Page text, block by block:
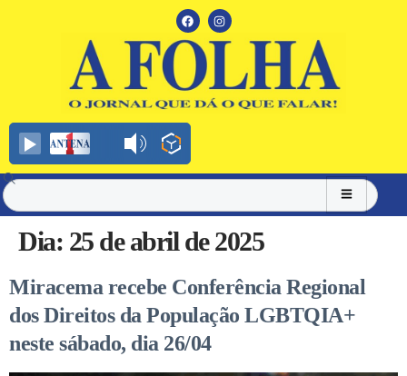
Dia: 25 de abril de 2025
Miracema recebe Conferência Regional
dos Direitos da População LGBTQIA+
neste sábado, dia 26/04